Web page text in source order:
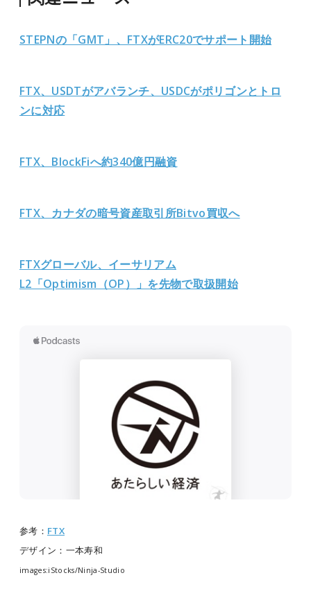
STEPNの「GMT」、FTXがERC20でサポート開始
FTX、USDTがアバランチ、USDCがポリゴンとトロ
ンに対応
FTX、BlockFiへ約340億円融資
FTX、カナダの暗号資産取引所Bitvo買収へ
FTXグローバル、イーサリアム
L2「Optimism（OP）」を先物で取扱開始
参考： FTX
デザイン：一本寿和
images:iStocks/Ninja-Studio